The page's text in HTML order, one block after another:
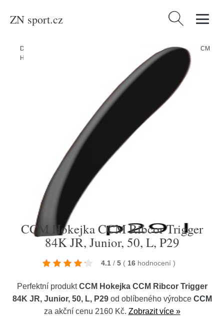
ZN sport.cz Vyhledávání
Domů Zimní sporty/Hokej
CCM
Hokejka CCM Ribcor Trigger 84K JR, Junior, 50, L, P29
CCM Hokejka CCM Ribcor Trigger
84K JR, Junior, 50, L, P29
4.1 / 5 ( 16 hodnocení )
Perfektní produktCCM Hokejka CCM Ribcor Trigger
84K JR, Junior, 50, L, P29od oblíbeného výrobce CCM
za akční cenu 2160 Kč. Zobrazit více »